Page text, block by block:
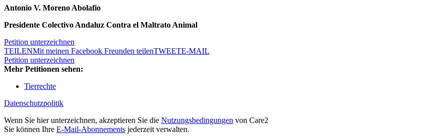
Antonio V. Moreno Abolafio
Presidente Colectivo Andaluz Contra el Maltrato Animal
Petition unterzeichnen
TEILENMit meinen Facebook Freunden teilenTWEETE-MAIL
Petition unterzeichnen
Mehr Petitionen sehen:
Tierrechte
Datenschutzpolitik
Wenn Sie hier unterzeichnen, akzeptieren Sie die Nutzungsbedingungen von Care2
Sie können Ihre E-Mail-Abonnements jederzeit verwalten.